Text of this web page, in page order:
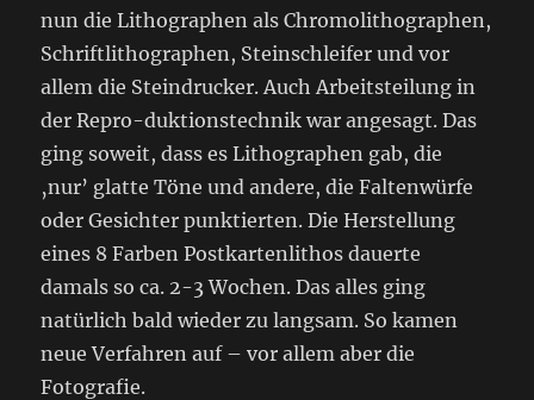
nun die Lithographen als Chromolithographen,
Schriftlithographen, Steinschleifer und vor
allem die Steindrucker. Auch Arbeitsteilung in
der Repro-duktionstechnik war angesagt. Das
ging soweit, dass es Lithographen gab, die
‚nur’ glatte Töne und andere, die Faltenwürfe
oder Gesichter punktierten. Die Herstellung
eines 8 Farben Postkartenlithos dauerte
damals so ca. 2-3 Wochen. Das alles ging
natürlich bald wieder zu langsam. So kamen
neue Verfahren auf – vor allem aber die
Fotografie.